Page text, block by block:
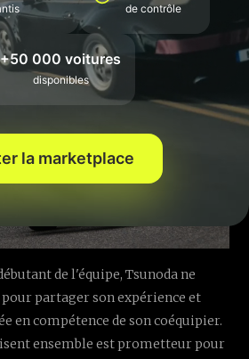
de l'équipe, Tsunoda ne
partager son expérience et
en compétence de son coéquipier.
ensemble est prometteur pour
de contrôle
+50 000 voitures
disponibles
la marketplace